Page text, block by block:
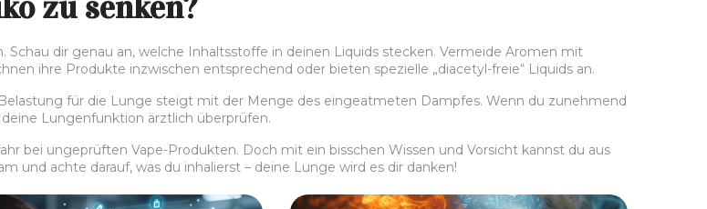
dir genau an, welche Inhaltsstoffe in deinen Liquids stecken. Vermeide Aromen mit
ihre Produkte inzwischen entsprechend oder bieten spezielle „diacetyl-freie“ Liquids an.
für die Lunge steigt mit der Menge des eingeatmeten Dampfes. Wenn du zunehmend
Lungenfunktion ärztlich überprüfen.
bei ungeprüften Vape-Produkten. Doch mit ein bisschen Wissen und Vorsicht kannst du aus
und achte darauf, was du inhalierst – deine Lunge wird es dir danken!